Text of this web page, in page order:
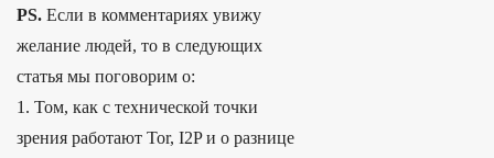
PS. Если в комментариях увижу
желание людей, то в следующих
статья мы поговорим о:
1. Том, как с технической точки
зрения работают Tor, I2P и о разнице